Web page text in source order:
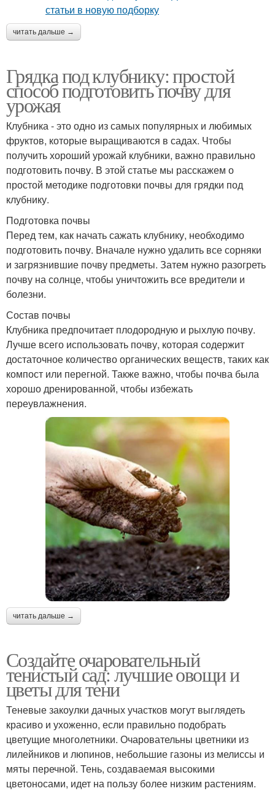
читать дальше →
Грядка под клубнику: простой
способ подготовить почву для
урожая
Клубника - это одно из самых популярных и любимых
фруктов, которые выращиваются в садах. Чтобы
получить хороший урожай клубники, важно правильно
подготовить почву. В этой статье мы расскажем о
простой методике подготовки почвы для грядки под
клубнику.
Подготовка почвы
Перед тем, как начать сажать клубнику, необходимо
подготовить почву. Вначале нужно удалить все сорняки
и загрязнившие почву предметы. Затем нужно разогреть
почву на солнце, чтобы уничтожить все вредители и
болезни.
Состав почвы
Клубника предпочитает плодородную и рыхлую почву.
Лучше всего использовать почву, которая содержит
достаточное количество органических веществ, таких как
компост или перегной. Также важно, чтобы почва была
хорошо дренированной, чтобы избежать
переувлажнения.
читать дальше →
Создайте очаровательный
тенистый сад: лучшие овощи и
цветы для тени
Теневые закоулки дачных участков могут выглядеть
красиво и ухоженно, если правильно подобрать
цветущие многолетники. Очаровательны цветники из
лилейников и люпинов, небольшие газоны из мелиссы и
мяты перечной. Тень, создаваемая высокими
цветоносами, идет на пользу более низким растениям.